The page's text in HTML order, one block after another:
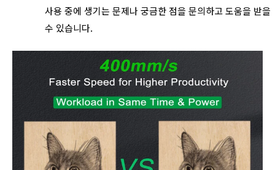
사용 중에 생기는 문제나 궁금한 점을 문의하고 도움을 받을
수 있습니다.